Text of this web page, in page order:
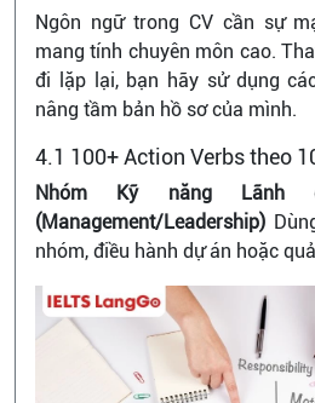
Ngôn ngữ trong CV cần sự
mang tính chuyên môn cao.
đi lặp lại, bạn hãy sử dụng
nâng tầm bản hồ sơ của mình.
4.1 100+ Action Verbs theo
Nhóm Kỹ năng
(Management/Leadership)
nhóm, điều hành dự án hoặc